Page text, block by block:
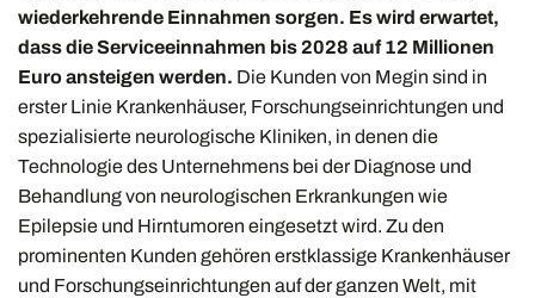
wiederkehrende Einnahmen sorgen. Es wird erwartet,
dass die Serviceeinnahmen bis 2028 auf 12 Millionen
Euro ansteigen werden. Die Kunden von Megin sind in
erster Linie Krankenhäuser, Forschungseinrichtungen und
spezialisierte neurologische Kliniken, in denen die
Technologie des Unternehmens bei der Diagnose und
Behandlung von neurologischen Erkrankungen wie
Epilepsie und Hirntumoren eingesetzt wird. Zu den
prominenten Kunden gehören erstklassige Krankenhäuser
und Forschungseinrichtungen auf der ganzen Welt, mit